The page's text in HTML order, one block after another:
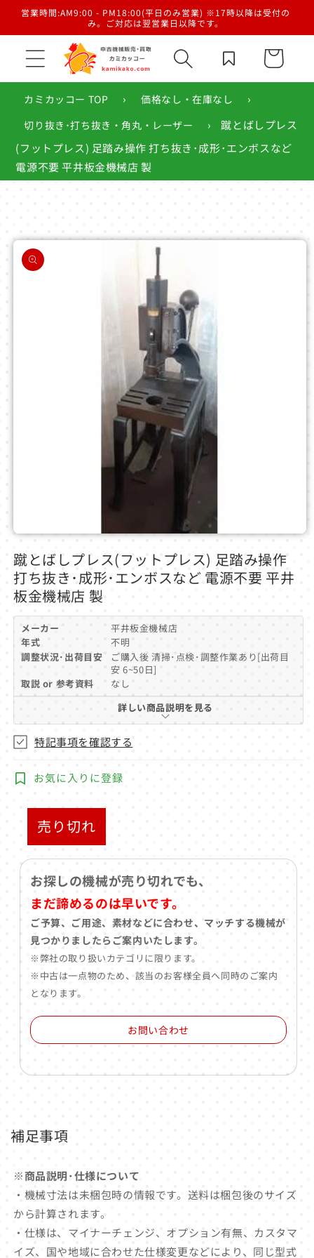
ンツに
営業時間:AM9:00 - PM18:00(平日のみ営業) ※17時以降は受付の
み。ご対応は翌営業日以降です。
カ
ー
カミカッコー TOP
› 価格なし・在庫なし ›
切り抜き･打ち抜き・角丸・レーザー ›
蹴とばしプレス
(フットプレス) 足踏み操作 打ち抜き･成形･エンボスなど
電源不要 平井板金機械店 製
商品情
報にス
キップ
モ
ー
ダ
ル
で
メ
デ
ア
(1)
く
蹴とばしプレス(フットプレス) 足踏み操作
打ち抜き･成形･エンボスなど 電源不要 平井
板金機械店 製
メーカー
平井板金機械店
年式
不明
調整状況･出荷目安
ご購入後 清掃･点検･調整作業あり[出荷目
安 6~50日]
取説 or 参考資料
なし
詳しい商品説明を見る
特記事項を確認する
お気に入りに登録
売り切れ
お探しの機械が売り切れでも、
まだ諦めるのは早いです。
ご予算、ご用途、素材などに合わせ、マッチする機械が
見つかりましたらご案内いたします。
※弊社の取り扱いカテゴリに限ります。
※中古は一点物のため、該当のお客様全員へ同時のご案内
となります。
お問い合わせ
補足事項
※商品説明･仕様について
・機械寸法は未梱包時の情報です。送料は梱包後のサイズ
から計算されます。
・仕様は、マイナーチェンジ、オプション有無、カスタマ
イズ、国や地域に合わせた仕様変更などにより、同じ型式